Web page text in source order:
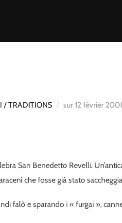
/ TRADITIONS sur Publié
12 février
San Benedetto Revelli.
che fosse già stato
falò e sparando i « furgai »,